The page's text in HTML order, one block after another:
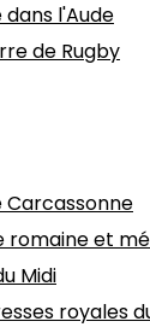
l'Aude
de Rugby
Carcassonne
romaine et
Midi
royales